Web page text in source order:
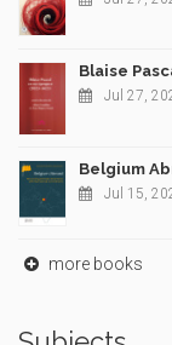
Blaise
Jul 27,
Belgium
Jul 15,
more books